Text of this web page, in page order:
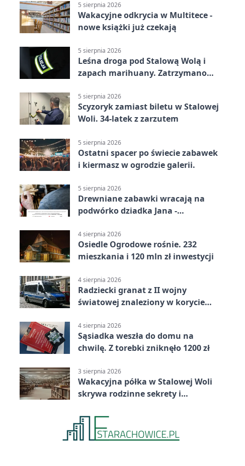
5 sierpnia 2026
Wakacyjne odkrycia w Multitece -
nowe książki już czekają
5 sierpnia 2026
Leśna droga pod Stalową Wolą i
zapach marihuany. Zatrzymano
5 sierpnia 2026
Scyzoryk zamiast biletu w Stalowej
Woli. 34-latek z zarzutem
5 sierpnia 2026
Ostatni spacer po świecie zabawek
i kiermasz w ogrodzie galerii.
5 sierpnia 2026
Drewniane zabawki wracają na
podwórko dziadka Jana -
4 sierpnia 2026
Osiedle Ogrodowe rośnie. 232
mieszkania i 120 mln zł inwestycji
4 sierpnia 2026
Radziecki granat z II wojny
światowej znaleziony w korycie
4 sierpnia 2026
Sąsiadka weszła do domu na
chwilę. Z torebki zniknęło 1200 zł
3 sierpnia 2026
Wakacyjna półka w Stalowej Woli
skrywa rodzinne sekrety i